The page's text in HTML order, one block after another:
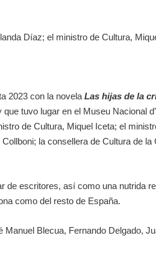
Díaz; el ministro de Cultura,
2023 con la novela Las hijas de la
tuvo lugar en el Museu Nacional
de Cultura, Miquel Iceta; el
la consellera de Cultura de
de escritores, así como una nutrida
como del resto de España.
Manuel Blecua, Fernando Delgado,